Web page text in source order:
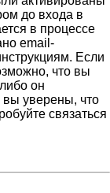
до входа в
в процессе
email-
Если
что вы
он
уверены, что
связаться